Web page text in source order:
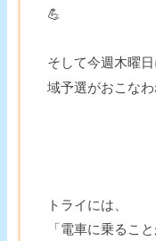
💪
そして今週木曜日
域予選がおこなわ
トライには、
「電車に乗ること